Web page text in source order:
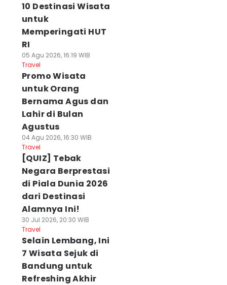
10 Destinasi Wisata
untuk
Memperingati HUT
RI
05 Agu 2026, 16:19 WIB
Travel
Promo Wisata
untuk Orang
Bernama Agus dan
Lahir di Bulan
Agustus
04 Agu 2026, 16:30 WIB
Travel
[QUIZ] Tebak
Negara Berprestasi
di Piala Dunia 2026
dari Destinasi
Alamnya Ini!
30 Jul 2026, 20:30 WIB
Travel
Selain Lembang, Ini
7 Wisata Sejuk di
Bandung untuk
Refreshing Akhir